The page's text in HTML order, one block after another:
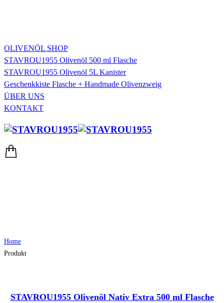
OLIVENÖL SHOP
STAVROU1955 Olivenöl 500 ml Flasche
STAVROU1955 Olivenöl 5L Kanister
Geschenkkiste Flasche + Handmade Olivenzweig
ÜBER UNS
KONTAKT
Home
Produkt
STAVROU1955 Olivenöl Nativ Extra 500 ml Flasche